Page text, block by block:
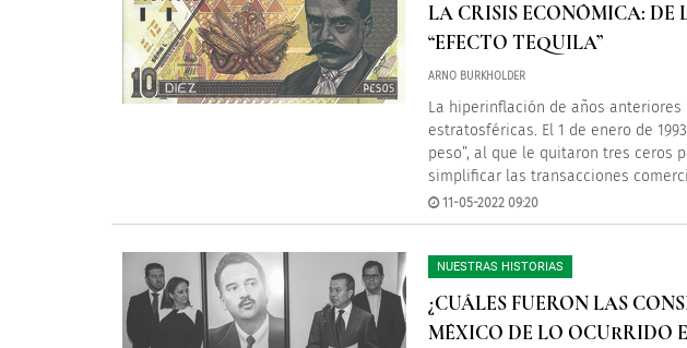
LA CRISIS ECONÓMICA: DE
“EFECTO TEQUILA”
ARNO BURKHOLDER
La hiperinflación de años
estratosféricas. El 1 de enero de
peso”, al que le quitaron tres ceros
simplificar las transacciones
11-05-2022 09:20
NUESTRAS HISTORIAS
¿CUÁLES FUERON LAS
MÉXICO DE LO OCURRIDO